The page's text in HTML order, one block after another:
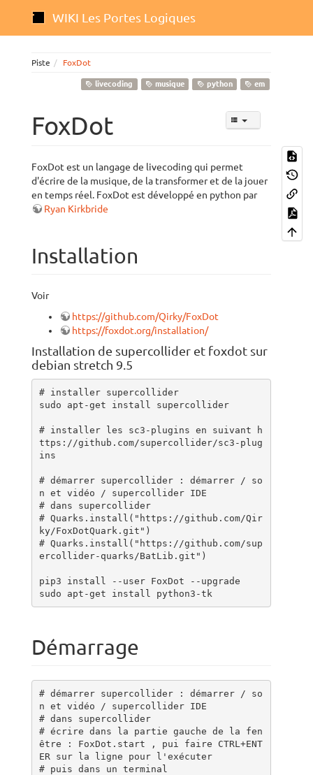
WIKI Les Portes Logiques
Piste FoxDot
livecoding musique python em
FoxDot
FoxDot est un langage de livecoding qui permet
d'écrire de la musique, de la transformer et de la jouer
en temps réel. FoxDot est développé en python par
Ryan Kirkbride
Installation
Voir
https://github.com/Qirky/FoxDot
https://foxdot.org/installation/
Installation de supercollider et foxdot sur
debian stretch 9.5
# installer supercollider
sudo apt-get install supercollider
# installer les sc3-plugins en suivant h
ttps://github.com/supercollider/sc3-plug
ins
# démarrer supercollider : démarrer / so
n et vidéo / supercollider IDE
# dans supercollider
# Quarks.install("https://github.com/Qir
ky/FoxDotQuark.git")
# Quarks.install("https://github.com/sup
ercollider-quarks/BatLib.git")
pip3 install --user FoxDot --upgrade
sudo apt-get install python3-tk
Démarrage
# démarrer supercollider : démarrer / so
n et vidéo / supercollider IDE
# dans supercollider
# écrire dans la partie gauche de la fen
être : FoxDot.start , pui faire CTRL+ENT
ER sur la ligne pour l'exécuter
# puis dans un terminal